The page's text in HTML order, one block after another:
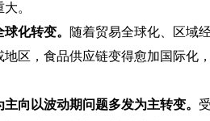
。
化转变。
随着贸易全球化、区域
区，食品供应链变得愈加国际化
以波动期问题多发为主转变。